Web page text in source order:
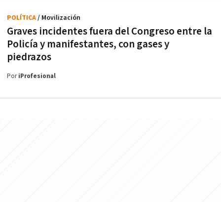
Graves incidentes fuera del Congreso entre la
Policía y manifestantes, con gases y
piedrazos
POLÍTICA/ Movilización
PoriProfesional